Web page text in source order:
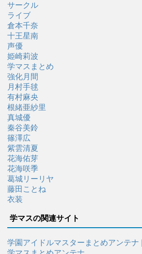
サークル
ライブ
倉本千奈
十王星南
声優
姫崎莉波
学マスまとめ
強化月間
月村手毬
有村麻央
根緒亜紗里
真城優
秦谷美鈴
篠澤広
紫雲清夏
花海佑芽
花海咲季
葛城リーリヤ
藤田ことね
衣装
学マスの関連サイト
学園アイドルマスターまとめアンテナ